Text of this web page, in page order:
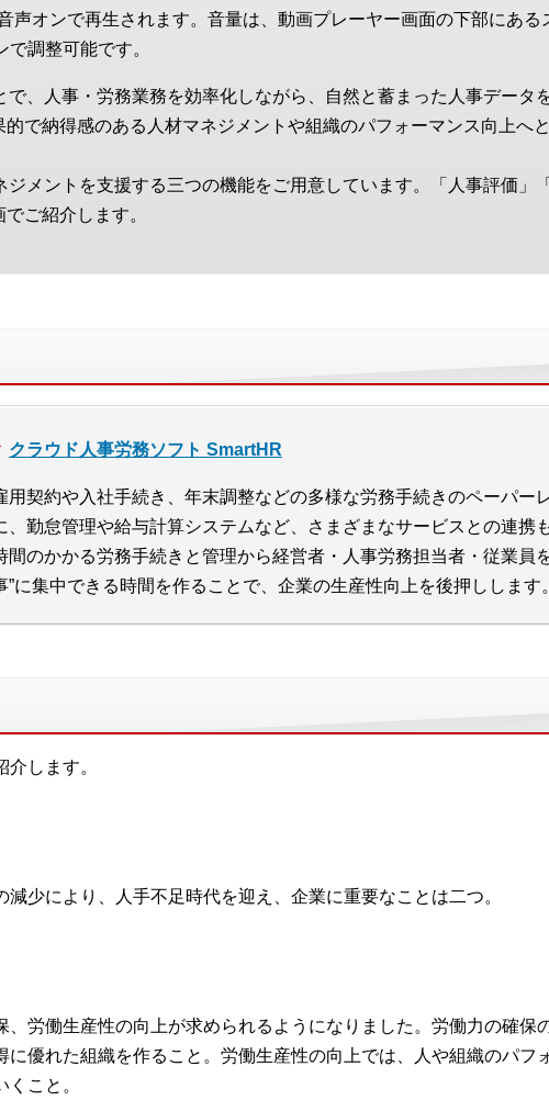
声オンで再生されます。音量は、動画プレーヤー画面の下部にある
で調整可能です。
で、人事・労務業務を効率化しながら、自然と蓄まった人事データ
で納得感のある人材マネジメントや組織のパフォーマンス向上へ
ジメントを支援する三つの機能をご用意しています。「人事評価」
ご紹介します。
クラウド人事労務ソフト SmartHR
用契約や入社手続き、年末調整などの多様な労務手続きのペーパー
、勤怠管理や給与計算システムなど、さまざまなサービスとの連携
間のかかる労務手続きと管理から経営者・人事労務担当者・従業員
”に集中できる時間を作ることで、企業の生産性向上を後押しします。
します。
減少により、人手不足時代を迎え、企業に重要なことは二つ。
、労働生産性の向上が求められるようになりました。労働力の確保
に優れた組織を作ること。労働生産性の向上では、人や組織のパフ
くこと。